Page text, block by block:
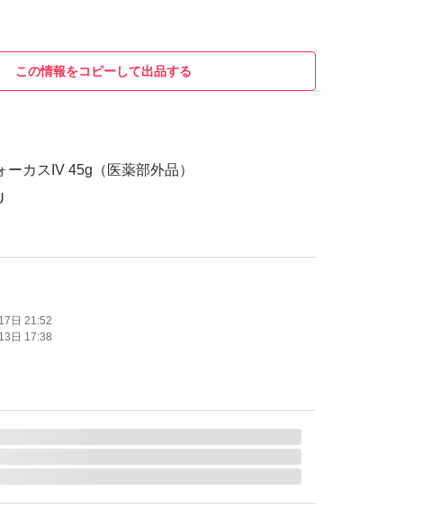
この情報をコピーして出品する
ーカスIV 45g（医薬部外品）
日 21:52
日 17:38